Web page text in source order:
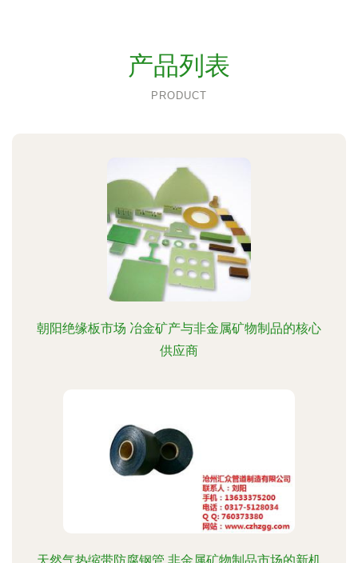
产品列表
PRODUCT
朝阳绝缘板市场 冶金矿产与非金属矿物制品的核心
供应商